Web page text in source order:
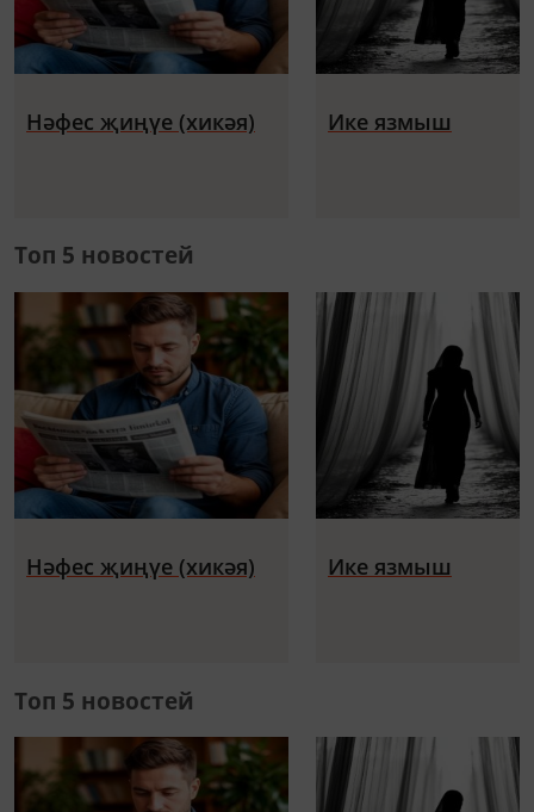
Нәфес җиңүе (хикәя) Ике язмыш
Топ 5 новостей
Нәфес җиңүе (хикәя) Ике язмыш
Топ 5 новостей